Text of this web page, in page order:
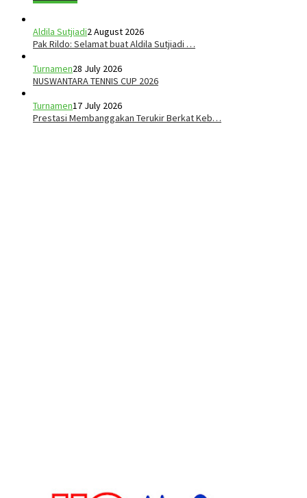
Aldila Sutjiadi2 August 2026
Pak Rildo: Selamat buat Aldila Sutjiadi …
Turnamen28 July 2026
NUSWANTARA TENNIS CUP 2026
Turnamen17 July 2026
Prestasi Membanggakan Terukir Berkat Keb…